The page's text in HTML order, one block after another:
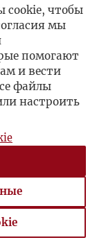
cookie, чтобы
мы
помогают
и вести
файлы
настроить